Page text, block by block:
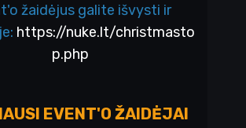
žaidėjus galite išvysti ir
https://nuke.lt/christmasto
p.php
EVENT'O ŽAIDĖJAI